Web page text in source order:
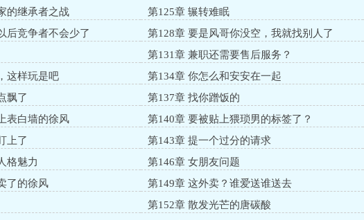
的继承者之战
第125章 辗转难眠
后竞争者不会少了
第128章 要是风哥你没空，我就找别人了
第131章 兼职还需要售后服务？
这样玩是吧
第134章 你怎么和安安在一起
飘了
第137章 找你蹭饭的
表白墙的徐风
第140章 要被贴上猥琐男的标签了？
上了
第143章 提一个过分的请求
格魅力
第146章 女朋友问题
了的徐风
第149章 这外卖？谁爱送谁送去
第152章 散发光芒的唐碳酸